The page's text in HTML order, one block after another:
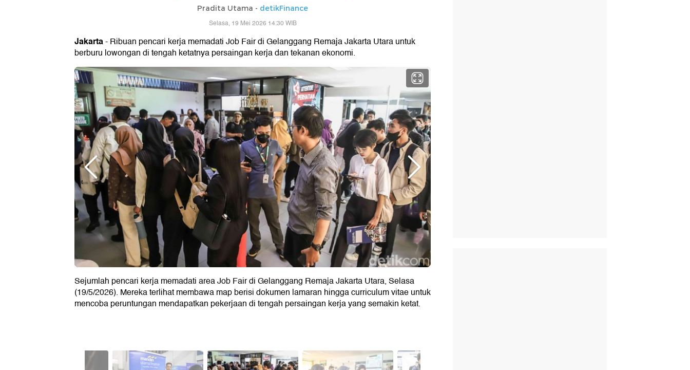
Pradita Utama - detikFinance
Selasa, 19 Mei 2026 14:30 WIB
Jakarta- Ribuan pencari kerja memadati Job Fair di Gelanggang Remaja Jakarta Utara untuk
berburu lowongan di tengah ketatnya persaingan kerja dan tekanan ekonomi.
Sejumlah pencari kerja memadati area Job Fair di Gelanggang Remaja Jakarta Utara, Selasa
(19/5/2026). Mereka terlihat membawa map berisi dokumen lamaran hingga curriculum vitae untuk
mencoba peruntungan mendapatkan pekerjaan di tengah persaingan kerja yang semakin ketat.